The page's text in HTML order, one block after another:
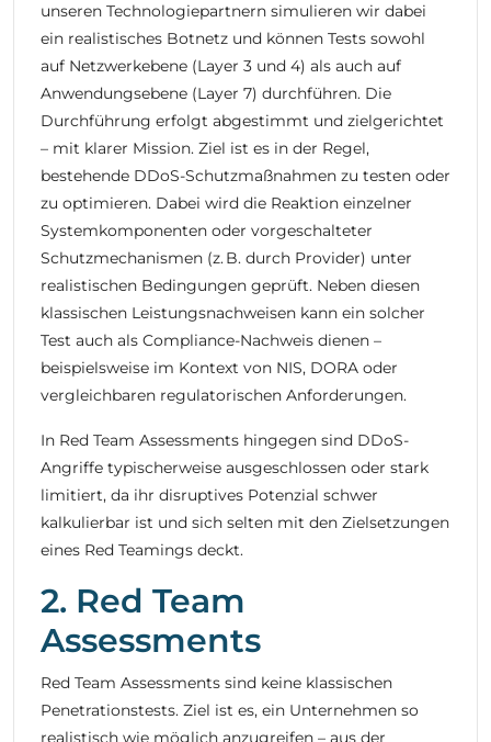
unseren Technologiepartnern simulieren wir dabei
ein realistisches Botnetz und können Tests sowohl
auf Netzwerkebene (Layer 3 und 4) als auch auf
Anwendungsebene (Layer 7) durchführen. Die
Durchführung erfolgt abgestimmt und zielgerichtet
– mit klarer Mission. Ziel ist es in der Regel,
bestehende DDoS-Schutzmaßnahmen zu testen oder
zu optimieren. Dabei wird die Reaktion einzelner
Systemkomponenten oder vorgeschalteter
Schutzmechanismen (z. B. durch Provider) unter
realistischen Bedingungen geprüft. Neben diesen
klassischen Leistungsnachweisen kann ein solcher
Test auch als Compliance-Nachweis dienen –
beispielsweise im Kontext von NIS, DORA oder
vergleichbaren regulatorischen Anforderungen.
In Red Team Assessments hingegen sind DDoS-
Angriffe typischerweise ausgeschlossen oder stark
limitiert, da ihr disruptives Potenzial schwer
kalkulierbar ist und sich selten mit den Zielsetzungen
eines Red Teamings deckt.
2. Red Team
Assessments
Red Team Assessments sind keine klassischen
Penetrationstests. Ziel ist es, ein Unternehmen so